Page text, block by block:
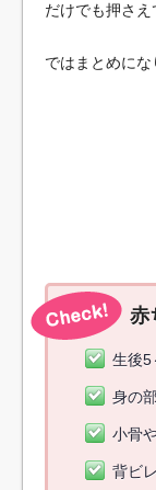
だけでも押さえ
ではまとめにな
赤
生後5
身の
小骨
背ビ